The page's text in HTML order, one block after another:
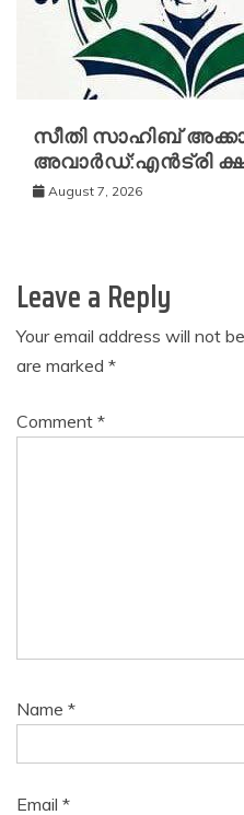
സീതി സാഹിബ്
അവാർഡ്:എൻട്രി
August 7, 2026
Leave a Reply
Your email address will not
are marked *
Comment *
Name *
Email *